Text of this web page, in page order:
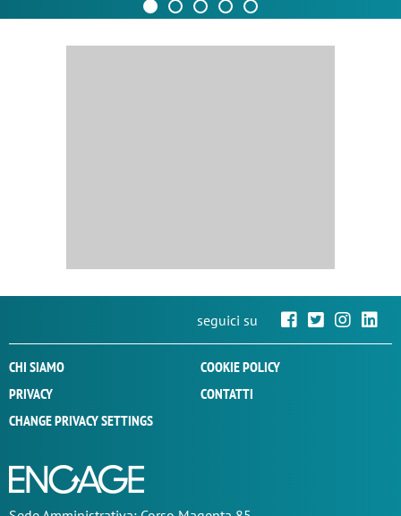
seguici su
CHI SIAMO
COOKIE POLICY
PRIVACY
CONTATTI
CHANGE PRIVACY SETTINGS